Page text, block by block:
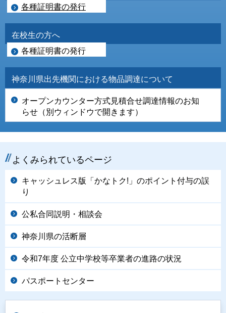
各種証明書の発行
在校生の方へ
各種証明書の発行
神奈川県出先機関における物品調達について
オープンカウンター方式見積合せ調達情報のお知
らせ（別ウィンドウで開きます）
よくみられているページ
キャッシュレス版「かなトク!」のポイント付与の誤
り
公私合同説明・相談会
神奈川県の活断層
令和7年度 公立中学校等卒業者の進路の状況
パスポートセンター